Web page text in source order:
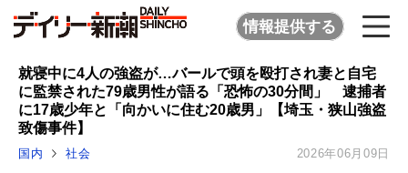
情報提供する
就寝中に4人の強盗が…バールで頭を殴打され妻と自宅
に監禁された79歳男性が語る「恐怖の30分間」 逮捕者
に17歳少年と「向かいに住む20歳男」【埼玉・狭山強盗
致傷事件】
国内 社会 2026年06月09日